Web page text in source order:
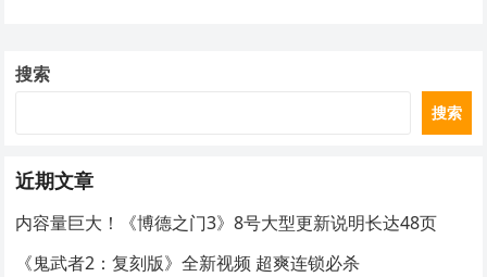
搜索
搜索
近期文章
内容量巨大！《博德之门3》8号大型更新说明长达48页
《鬼武者2：复刻版》全新视频 超爽连锁必杀